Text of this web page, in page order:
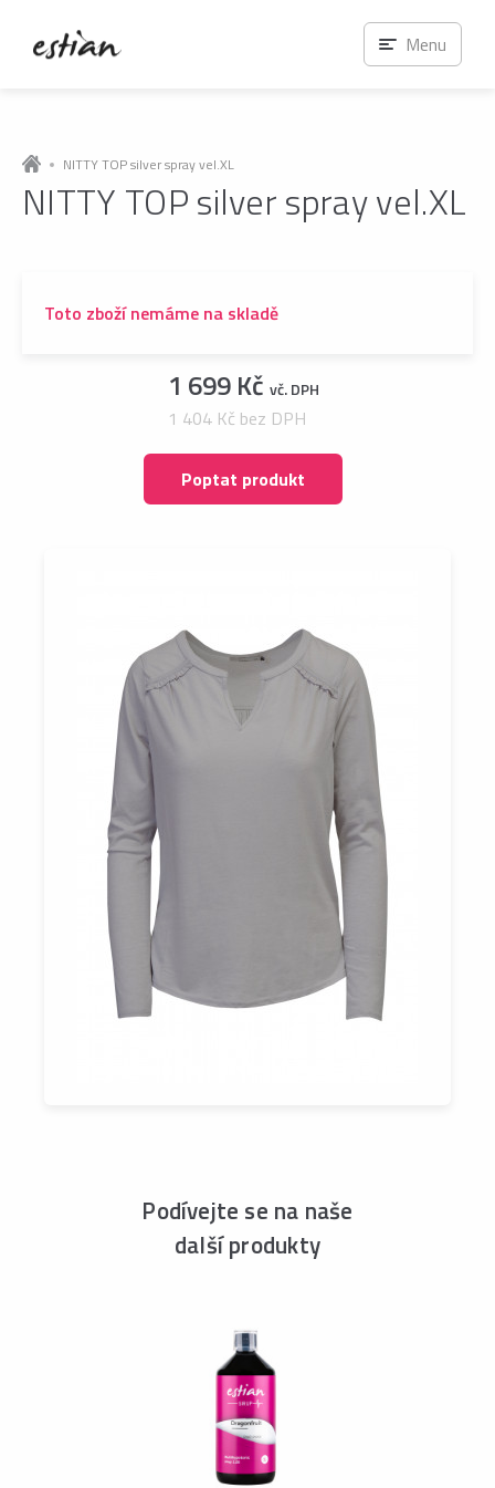
NITTY TOP silver spray vel.XL
NITTY TOP silver spray vel.XL
Toto zboží nemáme na skladě
1 699 Kč vč. DPH
1 404 Kč bez DPH
Poptat produkt
Podívejte se na naše
další produkty
Menu